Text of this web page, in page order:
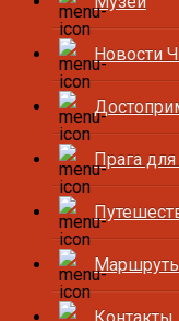
Новости
Прага